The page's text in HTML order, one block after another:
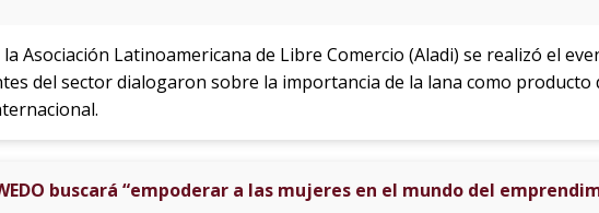
Asociación Latinoamericana de Libre Comercio (Aladi) se realizó el
del sector dialogaron sobre la importancia de la lana como producto
buscará “empoderar a las mujeres en el mundo del